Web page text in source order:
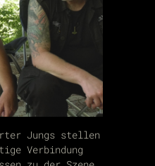
Jungs stellen
Verbindung